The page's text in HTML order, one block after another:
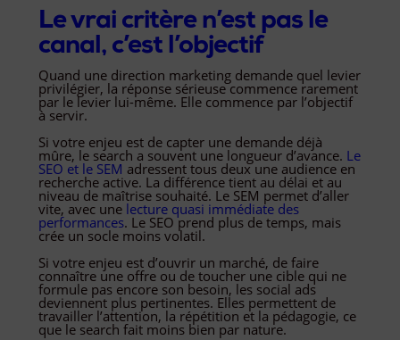
Le vrai critère n’est pas le
canal, c’est l’objectif
Quand une direction marketing demande quel levier
privilégier, la réponse sérieuse commence rarement
par le levier lui-même. Elle commence par l’objectif
à servir.
Si votre enjeu est de capter une demande déjà
mûre, le search a souvent une longueur d’avance. Le
SEO et le SEM adressent tous deux une audience en
recherche active. La différence tient au délai et au
niveau de maîtrise souhaité. Le SEM permet d’aller
vite, avec une lecture quasi immédiate des
performances. Le SEO prend plus de temps, mais
crée un socle moins volatil.
Si votre enjeu est d’ouvrir un marché, de faire
connaître une offre ou de toucher une cible qui ne
formule pas encore son besoin, les social ads
deviennent plus pertinentes. Elles permettent de
travailler l’attention, la répétition et la pédagogie, ce
que le search fait moins bien par nature.